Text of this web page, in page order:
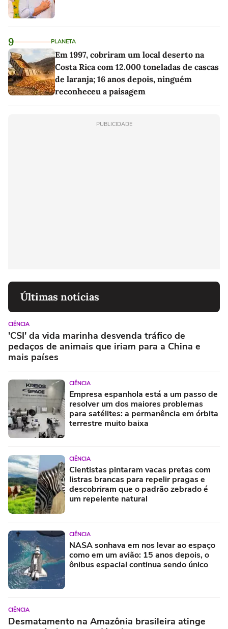
9 PLANETA
Em 1997, cobriram um local deserto na
Costa Rica com 12.000 toneladas de cascas
de laranja; 16 anos depois, ninguém
reconheceu a paisagem
PUBLICIDADE
Últimas notícias
CIÊNCIA
'CSI' da vida marinha desvenda tráfico de
pedaços de animais que iriam para a China e
mais países
CIÊNCIA
Empresa espanhola está a um passo de
resolver um dos maiores problemas
para satélites: a permanência em órbita
terrestre muito baixa
CIÊNCIA
Cientistas pintaram vacas pretas com
listras brancas para repelir pragas e
descobriram que o padrão zebrado é
um repelente natural
CIÊNCIA
NASA sonhava em nos levar ao espaço
como em um avião: 15 anos depois, o
ônibus espacial continua sendo único
CIÊNCIA
Desmatamento na Amazônia brasileira atinge